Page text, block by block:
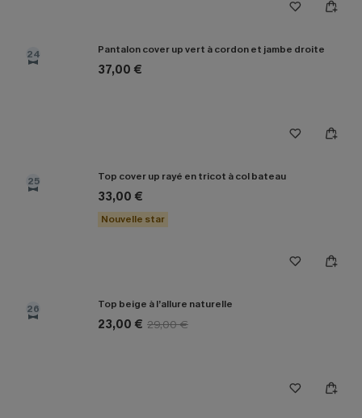
24 Pantalon cover up vert à cordon et jambe droite
37,00 €
25 Top cover up rayé en tricot à col bateau
33,00 €
Nouvelle star
26 Top beige à l’allure naturelle
23,00 € 29,00 €